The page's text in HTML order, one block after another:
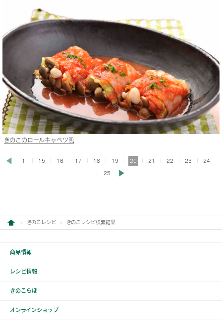
きのこのロールキャベツ風
1 15 16 17 18 19 20 21 22 23 24
25
きのこレシピ きのこレシピ検索結果
商品情報
レシピ情報
きのこらぼ
オンラインショップ